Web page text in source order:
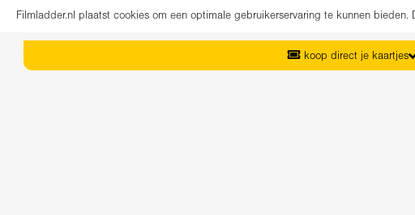
Filmladder.nl plaatst cookies om een optimale gebruikerservaring te kunnen
koop direct je kaartjes